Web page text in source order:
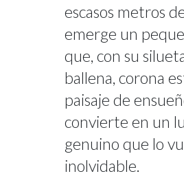
escasos metros
emerge un
que, con su
ballena, corona
paisaje de
convierte en un
genuino que lo
inolvidable.